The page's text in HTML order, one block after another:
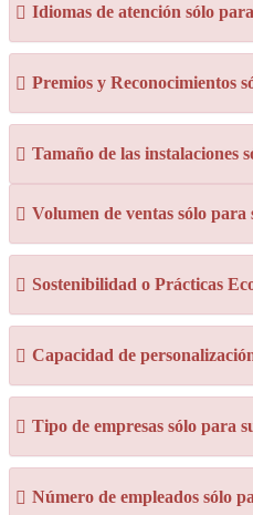
Idiomas de atención sólo
Premios y Reconocimientos
Tamaño de las instalaciones
Volumen de ventas sólo para
Sostenibilidad o Prácticas
Capacidad de
Tipo de empresas sólo para
Número de empleados sólo